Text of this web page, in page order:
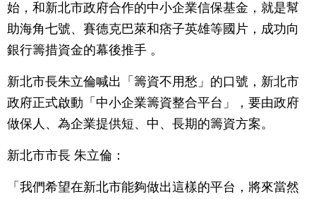
始，和新北市政府合作的中小企業信保基金，就是幫
助海角七號、賽德克巴萊和痞子英雄等國片，成功向
銀行籌措資金的幕後推手 。
新北市長朱立倫喊出「籌資不用愁」的口號，新北市
政府正式啟動「中小企業籌資整合平台」，要由政府
做保人、為企業提供短、中、長期的籌資方案。
新北市市長 朱立倫：
「我們希望在新北市能夠做出這樣的平台，將來當然